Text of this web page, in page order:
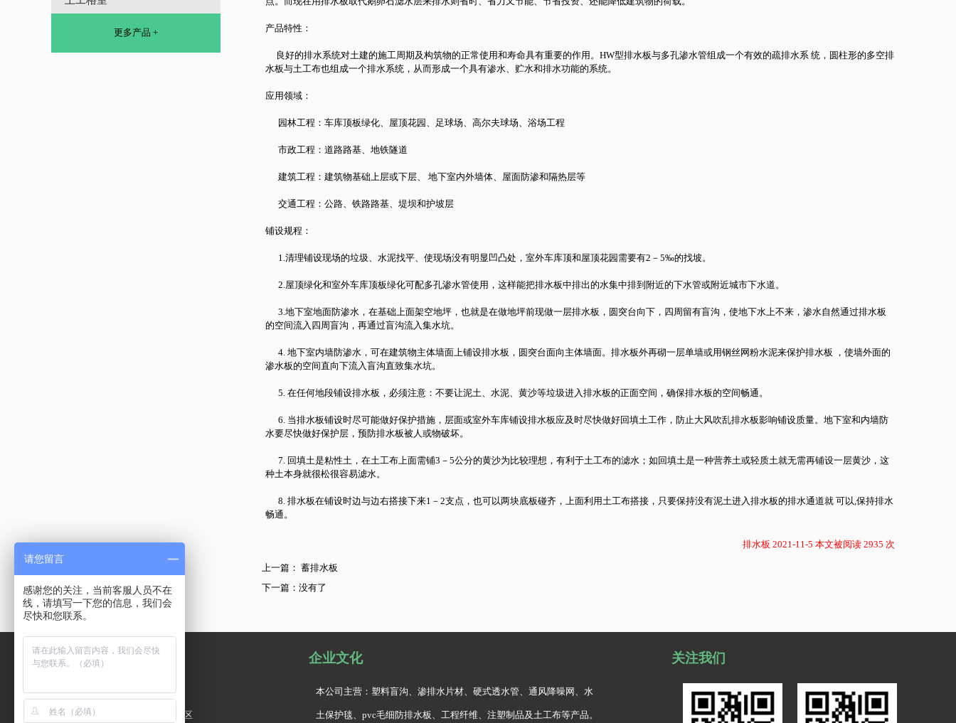
更多产品 + 产品特性：
良好的排水系统对土建的施工周期及构筑物的正常使用和寿命具有重要的作用。HW型排水板与多孔渗水管组成一个有效的疏排水系 统，圆柱形的多空排
水板与土工布也组成一个排水系统，从而形成一个具有渗水、贮水和排水功能的系统。
应用领域：
园林工程：车库顶板绿化、屋顶花园、足球场、高尔夫球场、浴场工程
市政工程：道路路基、地铁隧道
建筑工程：建筑物基础上层或下层、 地下室内外墙体、屋面防渗和隔热层等
交通工程：公路、铁路路基、堤坝和护坡层
铺设规程：
1.清理铺设现场的垃圾、水泥找平、使现场没有明显凹凸处，室外车库顶和屋顶花园需要有2－5‰的找坡。
2.屋顶绿化和室外车库顶板绿化可配多孔渗水管使用，这样能把排水板中排出的水集中排到附近的下水管或附近城市下水道。
3.地下室地面防渗水，在基础上面架空地坪，也就是在做地坪前现做一层排水板，圆突台向下，四周留有盲沟，使地下水上不来，渗水自然通过排水板
的空间流入四周盲沟，再通过盲沟流入集水坑。
4. 地下室内墙防渗水，可在建筑物主体墙面上铺设排水板，圆突台面向主体墙面。排水板外再砌一层单墙或用钢丝网粉水泥来保护排水板 ，使墙外面的
渗水板的空间直向下流入盲沟直致集水坑。
5. 在任何地段铺设排水板，必须注意：不要让泥土、水泥、黄沙等垃圾进入排水板的正面空间，确保排水板的空间畅通。
6. 当排水板铺设时尽可能做好保护措施，层面或室外车库铺设排水板应及时尽快做好回填土工作，防止大风吹乱排水板影响铺设质量。地下室和内墙防
水要尽快做好保护层，预防排水板被人或物破坏。
7. 回填土是粘性土，在土工布上面需铺3－5公分的黄沙为比较理想，有利于土工布的滤水；如回填土是一种营养土或轻质土就无需再铺设一层黄沙，这
种土本身就很松很容易滤水。
8. 排水板在铺设时边与边右搭接下来1－2支点，也可以两块底板碰齐，上面利用土工布搭接，只要保持没有泥土进入排水板的排水通道就 可以,保持排水
畅通。
排水板 2021-11-5 本文被阅读 2935 次
上一篇： 蓄排水板
下一篇：没有了
联系方式
联系人：15853826119
地址：山东省泰安市泰山区
企业文化
本公司主营：塑料盲沟、渗排水片材、硬式透水管、通风降噪网、水
土保护毯、pvc毛细防排水板、工程纤维、注塑制品及土工布等产品。
关注我们
请您留言
感谢您的关注，当前客服人员不在
线，请填写一下您的信息，我们会
尽快和您联系。